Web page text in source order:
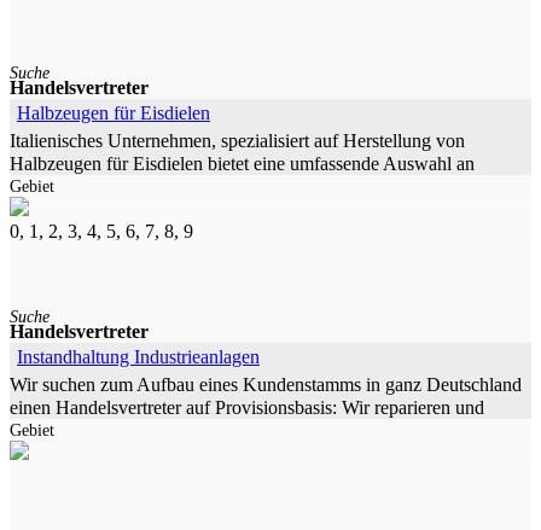
Suche
Handelsvertreter
Halbzeugen für Eisdielen
Italienisches Unternehmen, spezialisiert auf Herstellung von
Halbzeugen für Eisdielen bietet eine umfassende Auswahl an
handwerklichem Eis- und Eisgebäck, das
Gebiet
0, 1, 2, 3, 4, 5, 6, 7, 8, 9
Suche
Handelsvertreter
Instandhaltung Industrieanlagen
Wir suchen zum Aufbau eines Kundenstamms in ganz Deutschland
einen Handelsvertreter auf Provisionsbasis: Wir reparieren und
verkaufen industrielle
Gebiet